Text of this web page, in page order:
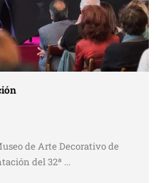
de Arte Decorativo de
del 32ª ...